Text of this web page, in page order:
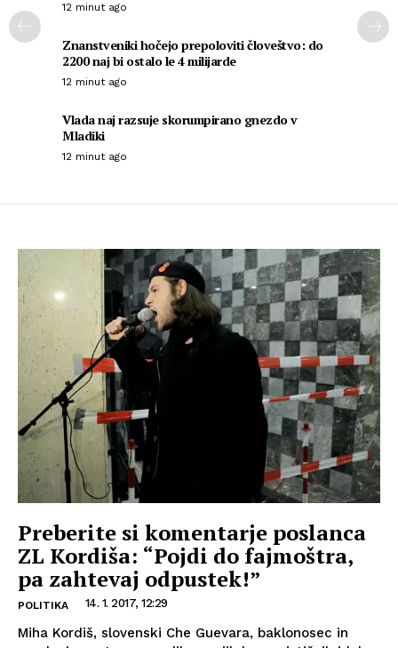
12 minut ago
Znanstveniki hočejo prepoloviti človeštvo: do
2200 naj bi ostalo le 4 milijarde
12 minut ago
Vlada naj razsuje skorumpirano gnezdo v
Mladiki
12 minut ago
Preberite si komentarje poslanca
ZL Kordiša: “Pojdi do fajmoštra,
pa zahtevaj odpustek!”
POLITIKA 14. 1. 2017, 12:29
Miha Kordiš, slovenski Che Guevara, baklonosec in